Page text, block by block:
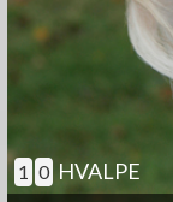
1 0 HVALPE